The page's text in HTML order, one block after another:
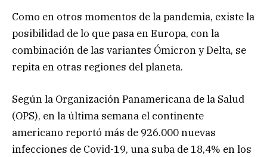
Como en otros momentos de la pandemia, existe la
posibilidad de lo que pasa en Europa, con la
combinación de las variantes Ómicron y Delta, se
repita en otras regiones del planeta.
Según la Organización Panamericana de la Salud
(OPS), en la última semana el continente
americano reportó más de 926.000 nuevas
infecciones de Covid-19, una suba de 18,4% en los